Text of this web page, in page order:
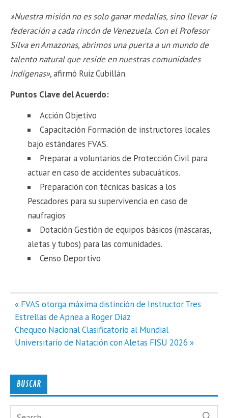
​»Nuestra misión no es solo ganar medallas, sino llevar la
federación a cada rincón de Venezuela. Con el Profesor
Silva en Amazonas, abrimos una puerta a un mundo de
talento natural que reside en nuestras comunidades
indígenas», afirmó Ruiz Cubillán.
Puntos Clave del Acuerdo:
Acción Objetivo
Capacitación Formación de instructores locales
bajo estándares FVAS.
Preparar a voluntarios de Protección Civil para
actuar en caso de accidentes subacuáticos.
Preparación con técnicas basicas a los
Pescadores para su supervivencia en caso de
naufragios
Dotación Gestión de equipos básicos (máscaras,
aletas y tubos) para las comunidades.
Censo Deportivo
Navegación
de
entradas
« FVAS otorga máxima distinción de Instructor Tres
Estrellas de Apnea a Roger Díaz
Chequeo Nacional Clasificatorio al Mundial
Universitario de Natación con Aletas FISU 2026 »
BUSCAR